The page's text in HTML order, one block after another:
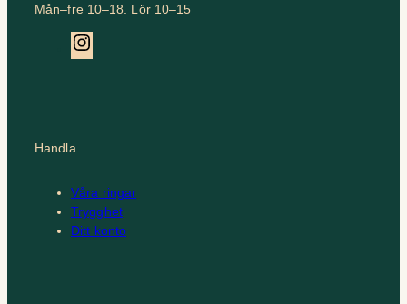
Mån–fre 10–18. Lör 10–15
Handla
Våra ringar
Trygghet
Ditt konto